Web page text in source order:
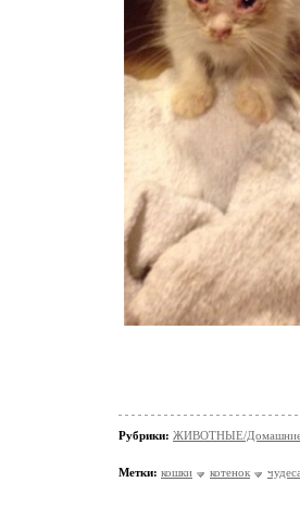
Рубрики: ЖИВОТНЫЕ/Домашние
Метки: кошки котенок